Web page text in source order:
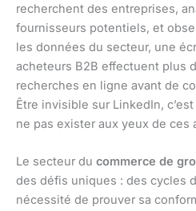
recherchent des entreprises,
fournisseurs potentiels, et
les données du secteur, une
acheteurs B2B effectuent plus
recherches en ligne avant de
Être invisible sur LinkedIn,
ne pas exister aux yeux de ces
Le secteur du commerce de
des défis uniques : des cycles
nécessité de prouver sa